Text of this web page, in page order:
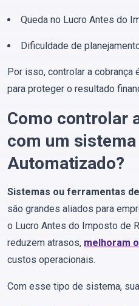
Queda no Lucro Antes do
Dificuldade de
Por isso, controlar a cobrança
para proteger o resultado
Como controlar
com um sistema
Automatizado?
Sistemas ou ferramentas
são grandes aliados para
o Lucro Antes do Imposto de
reduzem atrasos, melhoram
custos operacionais.
Com esse tipo de sistema,